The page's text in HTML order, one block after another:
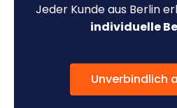
Jeder Kunde aus Berlin
individuelle
Unverbindlich